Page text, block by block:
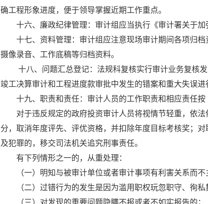
确工程形象进度，便于领导掌握近期工作重点。
十六、廉政纪律管理：审计组应当执行《审计署关于
十七、资料管理：审计组应注意现场审计期间各项归
摄像录音、工作底稿等归档资料。
十八、问题汇总登记：法规科复核实行审计业务复核
竣工决算审计和工程进度款审批中发生的错案和重大失误进
十九、职责和责任：审计人员的工作职责和相应责任
对于违反规定的政府投资审计人员将视情节轻重，依
分，取消年度评先、评优资格，并扣除年度目标考核奖；
及犯罪的，移交司法机关追究刑事责任。
有下列情形之一的，从重处理：
（一）明知与被审计单位或者审计事项有利害关系而不
（二）过错行为的发生是因为滥用职权玩忽职守、徇
（三）对发现的重要问题隐瞒不报或者不如实报告的；